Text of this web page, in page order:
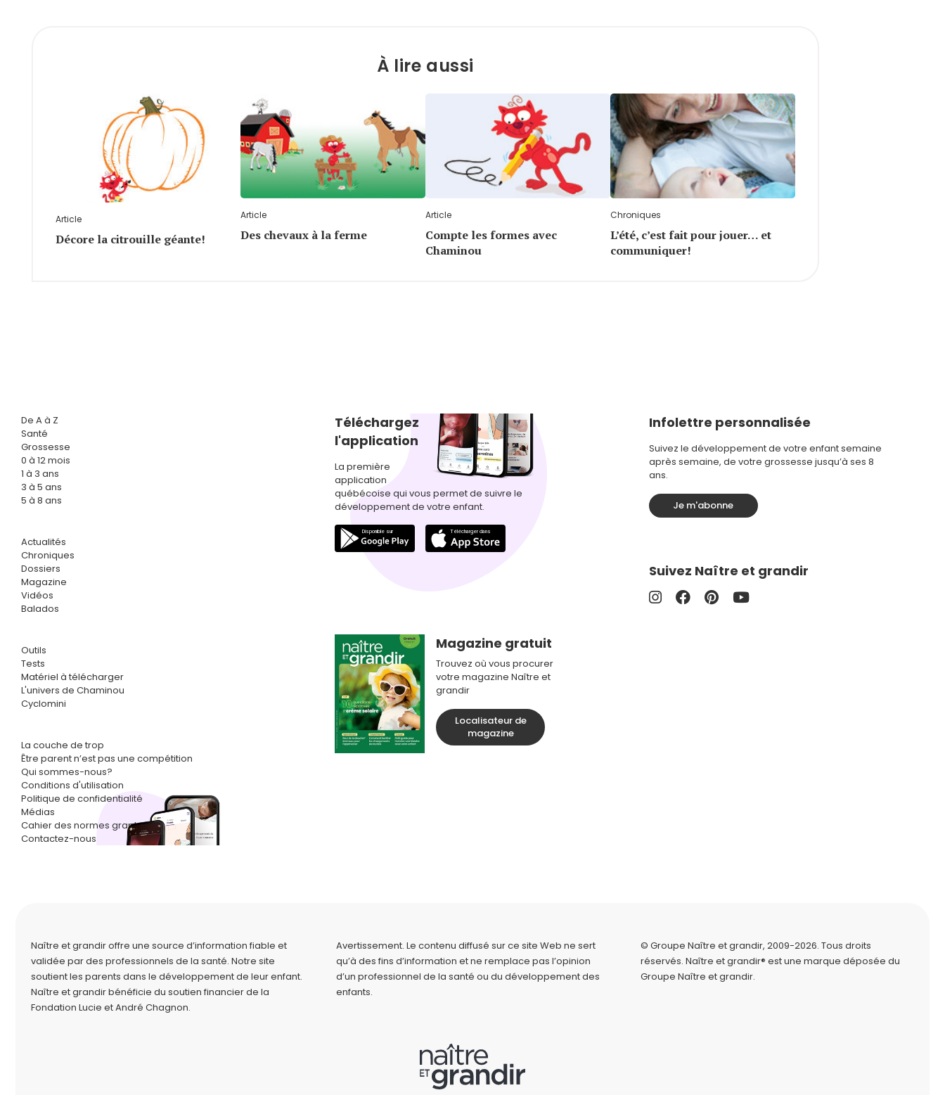
À lire aussi
Article
Décore la citrouille géante!
Article
Des chevaux à la ferme
Article
Compte les formes avec
Chaminou
Chroniques
L’été, c’est fait pour jouer… et
communiquer!
De A à Z
Santé
Grossesse
0 à 12 mois
1 à 3 ans
3 à 5 ans
5 à 8 ans
Actualités
Chroniques
Dossiers
Magazine
Vidéos
Balados
Outils
Tests
Matériel à télécharger
L'univers de Chaminou
Cyclomini
La couche de trop
Être parent n’est pas une compétition
Qui sommes-nous?
Conditions d'utilisation
Politique de confidentialité
Médias
Cahier des normes graphiques
Contactez-nous
Téléchargez
l'application
La première
application
québécoise qui vous permet de suivre le
développement de votre enfant.
Magazine gratuit
Trouvez où vous procurer
votre magazine Naître et
grandir
Localisateur de
magazine
Infolettre personnalisée
Suivez le développement de votre enfant semaine
après semaine, de votre grossesse jusqu’à ses 8
ans.
Je m'abonne
Suivez Naître et grandir
Naître et grandir offre une source d’information fiable et
validée par des professionnels de la santé. Notre site
soutient les parents dans le développement de leur enfant.
Naître et grandir bénéficie du soutien financier de la
Fondation Lucie et André Chagnon.
Avertissement. Le contenu diffusé sur ce site Web ne sert
qu’à des fins d’information et ne remplace pas l’opinion
d’un professionnel de la santé ou du développement des
enfants.
© Groupe Naître et grandir, 2009-2026. Tous droits
réservés. Naître et grandir® est une marque déposée du
Groupe Naître et grandir.